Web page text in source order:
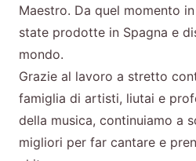
Maestro. Da quel momento
state prodotte in Spagna e
mondo.
Grazie al lavoro a stretto
famiglia di artisti, liutai e
della musica, continuiamo a
migliori per far cantare e